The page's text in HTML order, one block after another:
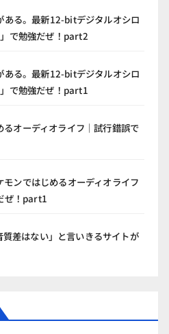
ある。最新12-bitデジタルオシロ
で勉強だぜ！part2
ある。最新12-bitデジタルオシロ
で勉強だぜ！part1
オーディオライフ｜試行錯誤で
ンではじめるオーディオライフ
ぜ！part1
差はない」と言いきるサイトが